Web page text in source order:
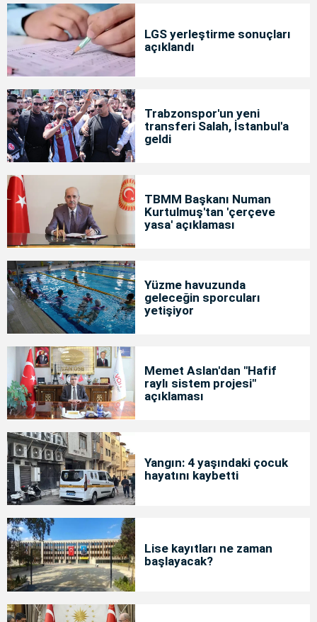
LGS yerleştirme sonuçları
açıklandı
Trabzonspor'un yeni
transferi Salah, İstanbul'a
geldi
TBMM Başkanı Numan
Kurtulmuş'tan 'çerçeve
yasa' açıklaması
Yüzme havuzunda
geleceğin sporcuları
yetişiyor
Memet Aslan'dan "Hafif
raylı sistem projesi"
açıklaması
Yangın: 4 yaşındaki çocuk
hayatını kaybetti
Lise kayıtları ne zaman
başlayacak?